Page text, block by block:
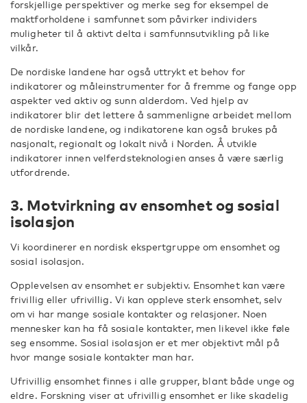
forskjellige perspektiver og merke seg for eksempel de
maktforholdene i samfunnet som påvirker individers
muligheter til å aktivt delta i samfunnsutvikling på like
vilkår.
De nordiske landene har også uttrykt et behov for
indikatorer og måleinstrumenter for å fremme og fange opp
aspekter ved aktiv og sunn alderdom. Ved hjelp av
indikatorer blir det lettere å sammenligne arbeidet mellom
de nordiske landene, og indikatorene kan også brukes på
nasjonalt, regionalt og lokalt nivå i Norden. Å utvikle
indikatorer innen velferdsteknologien anses å være særlig
utfordrende.
3. Motvirkning av ensomhet og sosial
isolasjon
Vi koordinerer en nordisk ekspertgruppe om ensomhet og
sosial isolasjon.
Opplevelsen av ensomhet er subjektiv. Ensomhet kan være
frivillig eller ufrivillig. Vi kan oppleve sterk ensomhet, selv
om vi har mange sosiale kontakter og relasjoner. Noen
mennesker kan ha få sosiale kontakter, men likevel ikke føle
seg ensomme. Sosial isolasjon er et mer objektivt mål på
hvor mange sosiale kontakter man har.
Ufrivillig ensomhet finnes i alle grupper, blant både unge og
eldre. Forskning viser at ufrivillig ensomhet er like skadelig